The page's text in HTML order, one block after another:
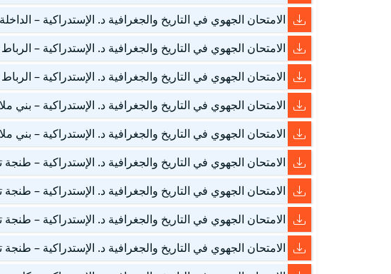
الامتحان الجهوي في التاريخ والجغرافية د. الإستدراكية – الداخلة وادي
الامتحان الجهوي في التاريخ والجغرافية د. الإستدراكية – الرباط سلا
الامتحان الجهوي في التاريخ والجغرافية د. الإستدراكية – الرباط سلا
الامتحان الجهوي في التاريخ والجغرافية د. الإستدراكية – بني ملال خنيفرة
الامتحان الجهوي في التاريخ والجغرافية د. الإستدراكية – بني ملال خنيفرة
الامتحان الجهوي في التاريخ والجغرافية د. الإستدراكية – طنجة تطوان
الامتحان الجهوي في التاريخ والجغرافية د. الإستدراكية – طنجة تطوان
الامتحان الجهوي في التاريخ والجغرافية د. الإستدراكية – طنجة تطوان
الامتحان الجهوي في التاريخ والجغرافية د. الإستدراكية – طنجة تطوان